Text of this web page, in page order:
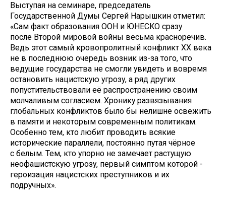
Выступая на семинаре, председатель
Государственной Думы Сергей Нарышкин отметил:
«Сам факт образования ООН и ЮНЕСКО сразу
после Второй мировой войны весьма красноречив.
Ведь этот самый кровопролитный конфликт XX века
не в последнюю очередь возник из-за того, что
ведущие государства не смогли увидеть и вовремя
остановить нацистскую угрозу, а ряд других
попустительствовали её распространению своим
молчаливым согласием. Хронику развязывания
глобальных конфликтов было бы нелишне освежить
в памяти и некоторым современным политикам.
Особенно тем, кто любит проводить всякие
исторические параллели, постоянно путая чёрное
с белым. Тем, кто упорно не замечает растущую
неофашистскую угрозу, первый симптом которой -
героизация нацистских преступников и их
подручных».